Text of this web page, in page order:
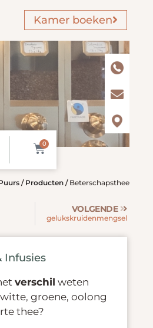
Kamer boeken
0
/ Producten / Beterschapsthee
VOLGENDE
gelukskruidenmengsel
Infusies
verschil weten
groene, oolong
thee?